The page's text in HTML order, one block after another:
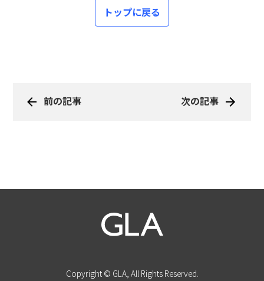
トップに戻る
前の記事 次の記事
Copyright © GLA, All Rights Reserved.